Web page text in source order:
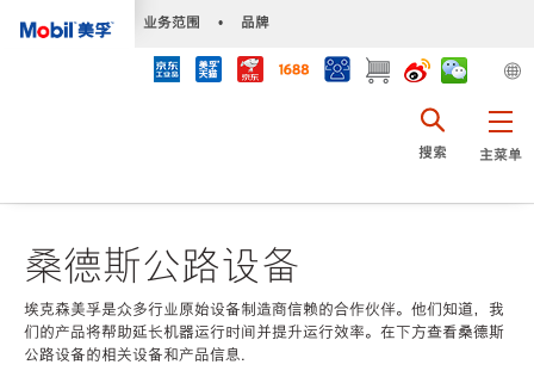
业务范围 • 品牌
主菜单
搜索
桑德斯公路设备
埃克森美孚是众多行业原始设备制造商信赖的合作伙伴。他们知道，我
们的产品将帮助延长机器运行时间并提升运行效率。在下方查看桑德斯
公路设备的相关设备和产品信息.